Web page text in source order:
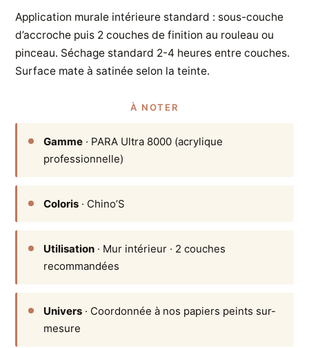
Application murale intérieure standard : sous-couche
d’accroche puis 2 couches de finition au rouleau ou
pinceau. Séchage standard 2-4 heures entre couches.
Surface mate à satinée selon la teinte.
À NOTER
Gamme · PARA Ultra 8000 (acrylique
professionnelle)
Coloris · Chino’S
Utilisation · Mur intérieur · 2 couches
recommandées
Univers · Coordonnée à nos papiers peints sur-
mesure